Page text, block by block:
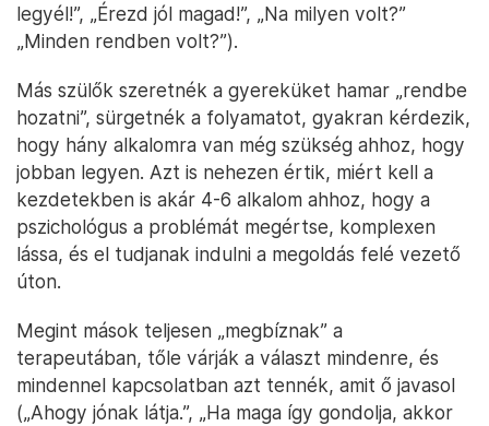
legyél!”, „Érezd jól magad!”, „Na milyen volt?”
„Minden rendben volt?”).
Más szülők szeretnék a gyereküket hamar „rendbe
hozatni”, sürgetnék a folyamatot, gyakran kérdezik,
hogy hány alkalomra van még szükség ahhoz, hogy
jobban legyen. Azt is nehezen értik, miért kell a
kezdetekben is akár 4-6 alkalom ahhoz, hogy a
pszichológus a problémát megértse, komplexen
lássa, és el tudjanak indulni a megoldás felé vezető
úton.
Megint mások teljesen „megbíznak” a
terapeutában, tőle várják a választ mindenre, és
mindennel kapcsolatban azt tennék, amit ő javasol
(„Ahogy jónak látja.”, „Ha maga így gondolja, akkor